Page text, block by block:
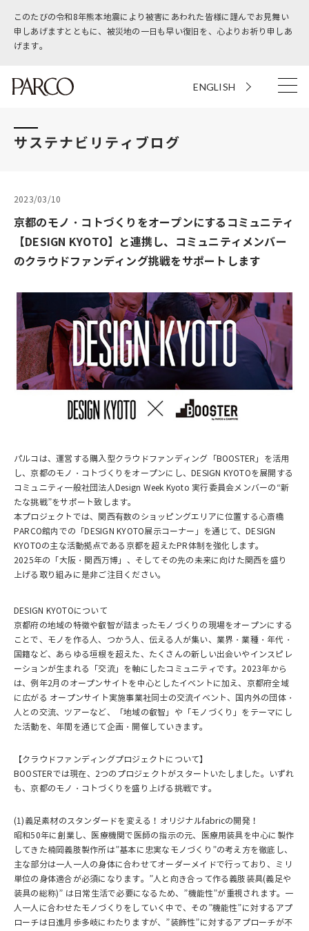
このたびの令和8年熊本地震により被害にあわれた皆様に謹んでお見舞い
申しあげますとともに、被災地の一日も早い復旧を、心よりお祈り申しあ
げます。
ENGLISH
サステナビリティブログ
2023/03/10
京都のモノ・コトづくりをオープンにするコミュニティ
【DESIGN KYOTO】と連携し、コミュニティメンバー
のクラウドファンディング挑戦をサポートします
パルコは、運営する購入型クラウドファンディング「BOOSTER」を活用
し、京都のモノ・コトづくりをオープンにし、DESIGN KYOTOを展開する
コミュニティ一般社団法人Design Week Kyoto 実行委員会メンバーの“新
たな挑戦”をサポート致します。
本プロジェクトでは、関西有数のショッピングエリアに位置する心斎橋
PARCO館内での「DESIGN KYOTO展示コーナー」を通じて、DESIGN
KYOTOの主な活動拠点である京都を超えたPR体制を強化します。
2025年の「大阪・関西万博」、そしてその先の未来に向けた関西を盛り
上げる取り組みに是非ご注目ください。
DESIGN KYOTOについて
京都府の地域の特徴や叡智が詰まったモノづくりの現場をオープンにする
ことで、モノを作る人、つかう人、伝える人が集い、業界・業種・年代・
国籍など、あらゆる垣根を超えた、たくさんの新しい出会いやインスピレ
ーションが生まれる「交流」を軸にしたコミュニティです。2023年から
は、例年2月のオープンサイトを中心としたイベントに加え、京都府全域
に広がる オープンサイト実施事業社同士の交流イベント、国内外の団体・
人との交流、ツアーなど、「地域の叡智」や「モノづくり」をテーマにし
た活動を、年間を通じて企画・開催していきます。
【クラウドファンディングプロジェクトについて】
BOOSTERでは現在、2つのプロジェクトがスタートいたしました。いずれ
も、京都のモノ・コトづくりを盛り上げる挑戦です。
(1)義足素材のスタンダードを変える！オリジナルfabricの開発！
昭和50年に創業し、医療機関で医師の指示の元、医療用装具を中心に製作
してきた楠岡義肢製作所は”基本に忠実なモノづくり”の考え方を徹底し、
主な部分は一人一人の身体に合わせてオーダーメイドで行っており、ミリ
単位の身体適合が必須になります。”人と向き合って作る義肢装具(義足や
装具の総称)” は日常生活で必要になるため、”機能性”が重視されます。一
人一人に合わせたモノづくりをしていく中で、その”機能性”に対するアプ
ローチは日進月歩多岐にわたりますが、”装飾性”に対するアプローチが不